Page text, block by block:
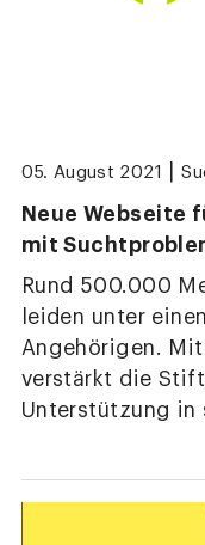
05. August 2021
Neue Webseite
mit
Rund 500.000
leiden unter
Angehörigen.
verstärkt die
Unterstützung in